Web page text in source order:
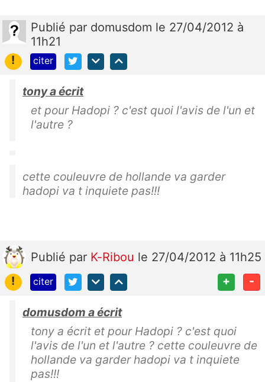
Publié par domusdom le 27/04/2012 à
11h21
!
citer
tony a écrit
et pour Hadopi ? c'est quoi l'avis de l'un et
l'autre ?
cette couleuvre de hollande va garder
hadopi va t inquiete pas!!!
Publié par K-Ribou le 27/04/2012 à 11h25
!
citer + -
domusdom a écrit
tony a écrit et pour Hadopi ? c'est quoi
l'avis de l'un et l'autre ? cette couleuvre de
hollande va garder hadopi va t inquiete
pas!!!